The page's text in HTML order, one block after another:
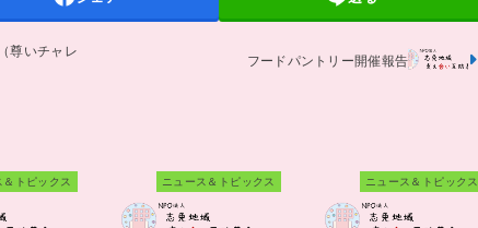
尊いチャレ
フードパントリー開催報告
＆トピックス ニュース＆トピックス ニュース＆トピックス